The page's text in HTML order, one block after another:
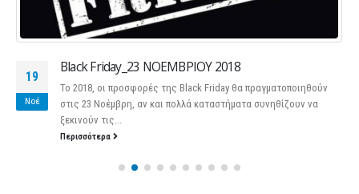
19
Νοέ
Black Friday_23 ΝΟΕΜΒΡΙΟΥ 2018
Το 2018, οι προσφορές της Black Friday θα πραγματοποιηθούν
στις 23 Νοέμβρη, αν και πολλά καταστήματα συνηθίζουν να
ξεκινούν τις...
Περισσότερα